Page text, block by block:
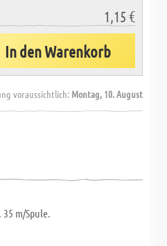
1,15 €
In den Warenkorb
voraussichtlich: Montag, 10. August
m/Spule.